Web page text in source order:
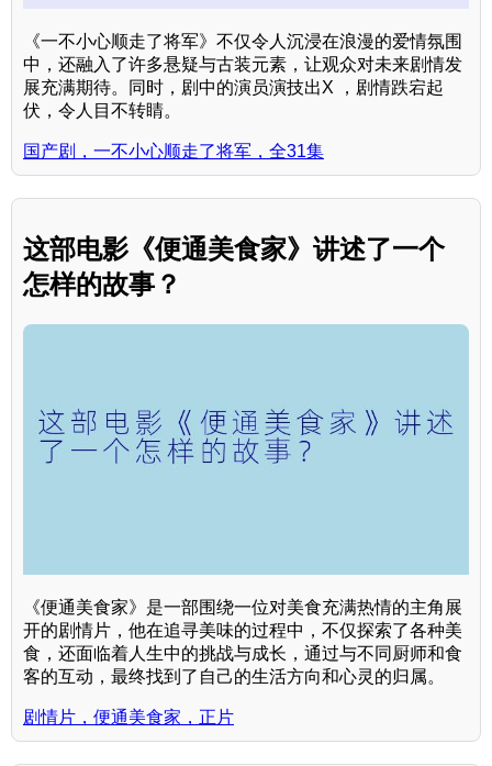
《一不小心顺走了将军》不仅令人沉浸在浪漫的爱情氛围
中，还融入了许多悬疑与古装元素，让观众对未来剧情发
展充满期待。同时，剧中的演员演技出X ，剧情跌宕起
伏，令人目不转睛。
国产剧，一不小心顺走了将军，全31集
这部电影《便通美食家》讲述了一个
怎样的故事？
《便通美食家》是一部围绕一位对美食充满热情的主角展
开的剧情片，他在追寻美味的过程中，不仅探索了各种美
食，还面临着人生中的挑战与成长，通过与不同厨师和食
客的互动，最终找到了自己的生活方向和心灵的归属。
剧情片，便通美食家，正片